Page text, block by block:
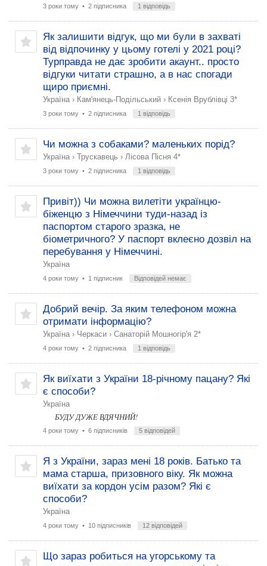
3 роки тому • 2 підписника 1 відповідь
Як залишити відгук, що ми були в захваті
від відпочинку у цьому готелі у 2021 році?
Турправда не дає зробити акаунт.. просто
відгуки читати страшно, а в нас спогади
щиро приємні.
Україна › Кам'янець-Подільський › Ксенія Врублівці 3*
3 роки тому • 2 підписника 1 відповідь
Чи можна з собаками? маленьких порід?
Україна › Трускавець › Лісова Пісня 4*
3 роки тому • 2 підписника 1 відповідь
Привіт)) Чи можна вилетіти українцю-
біженцю з Німеччини туди-назад із
паспортом старого зразка, не
біометричного? У паспорт вклеєно дозвіл на
перебування у Німеччині.
Україна
4 роки тому • 1 підписник Відповідей немає
Добрий вечір. За яким телефоном можна
отримати інформацію?
Україна › Черкаси › Санаторій Мошногір'я 2*
4 роки тому • 2 підписника 1 відповідь
Як виїхати з України 18-річному пацану? Які
є способи?
Україна
БУДУ ДУЖЕ ВДЯЧНИЙ!
4 роки тому • 6 підписників 5 відповідей
Я з України, зараз мені 18 років. Батько та
мама старша, призовного віку. Як можна
виїхати за кордон усім разом? Які є
способи?
Україна
4 роки тому • 10 підписників 12 відповідей
Що зараз робиться на угорському та